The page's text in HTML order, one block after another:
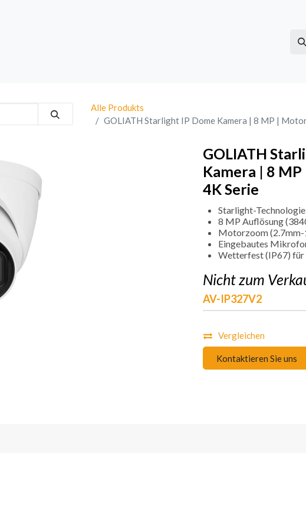
Alle Produkts
GOLIATH Starlight IP Dome Kamera | 8 MP |
GOLIATH
Kamera | 8
4K Serie
Starlight-
8 MP Auflösung
Motorzoom (2.7mm-
Eingebautes
Wetterfest (IP67) für
Nicht zum
AV-IP327V2
Vergleichen
Kontaktieren Sie uns